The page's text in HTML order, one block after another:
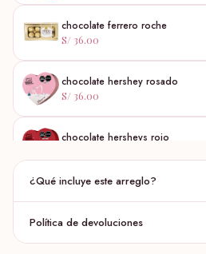
chocolate ferrero roche
S/ 36.00
chocolate hershey rosado
S/ 36.00
chocolate hersheys rojo
¿Qué incluye este arreglo?
✦ 35 rosas fucsia ,
Política de devoluciones